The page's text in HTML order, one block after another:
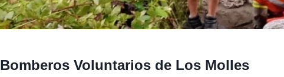
Voluntarios de Los Molles